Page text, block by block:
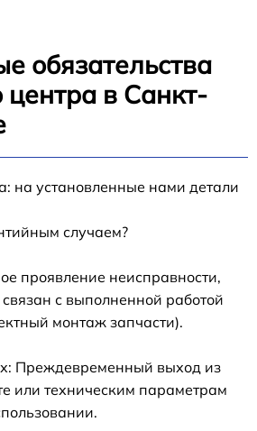
обязательства
центра в Санкт-
на установленные нами детали
случаем?
проявление неисправности,
с выполненной работой
монтаж запчасти).
Преждевременный выход из
или техническим параметрам